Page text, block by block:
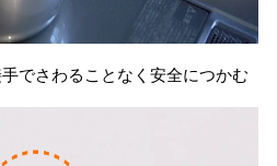
でさわることなく安全につかむ